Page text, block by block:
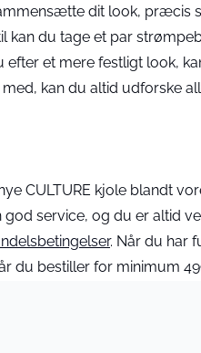
dit look, præcis
kan du tage et par
efter et mere festligt look,
med, kan du altid udforske
CULTURE kjole blandt
god service, og du er altid
. Når du har
du bestiller for minimum